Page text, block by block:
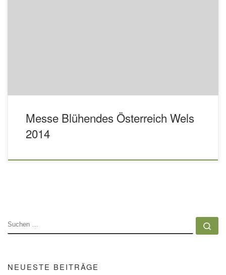
Messe Blühendes Österreich Wels
2014
SUCHE
NEUESTE BEITRÄGE